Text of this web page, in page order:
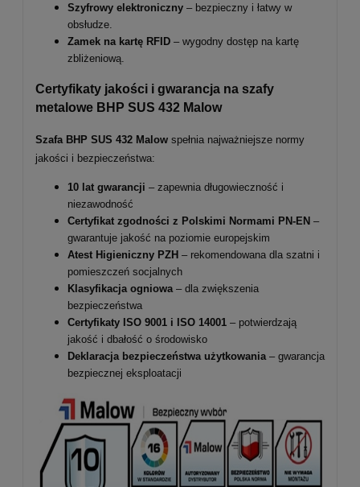
Szyfrowy elektroniczny – bezpieczny i łatwy w
obsłudze.
Zamek na kartę RFID – wygodny dostęp na kartę
zbliżeniową.
Certyfikaty jakości i gwarancja na szafy
metalowe BHP SUS 432 Malow
Szafa BHP SUS 432 Malow spełnia najważniejsze normy
jakości i bezpieczeństwa:
10 lat gwarancji – zapewnia długowieczność i
niezawodność
Certyfikat zgodności z Polskimi Normami PN-EN –
gwarantuje jakość na poziomie europejskim
Atest Higieniczny PZH – rekomendowana dla szatni i
pomieszczeń socjalnych
Klasyfikacja ogniowa – dla zwiększenia
bezpieczeństwa
Certyfikaty ISO 9001 i ISO 14001 – potwierdzają
jakość i dbałość o środowisko
Deklaracja bezpieczeństwa użytkowania – gwarancja
bezpiecznej eksploatacji